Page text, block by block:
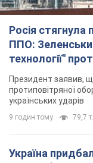
Росія стягнула
ППО:
технології"
Президент заявив,
протиповітряної
українських ударів
9 годин тому 79,7 т.
Україна